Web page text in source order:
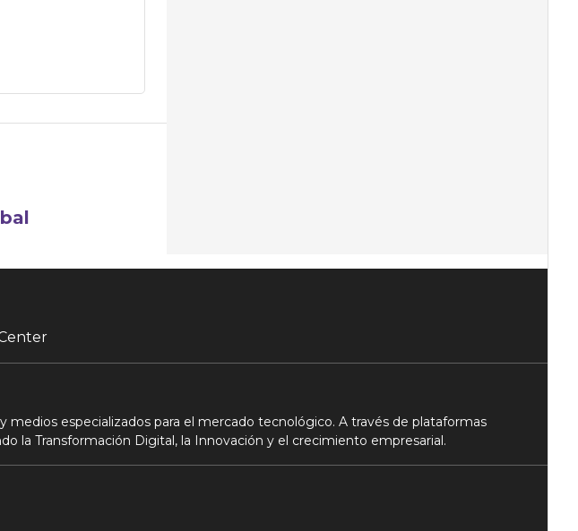
especializados para el mercado tecnológico. A través de plataformas
la Transformación Digital, la Innovación y el crecimiento empresarial.